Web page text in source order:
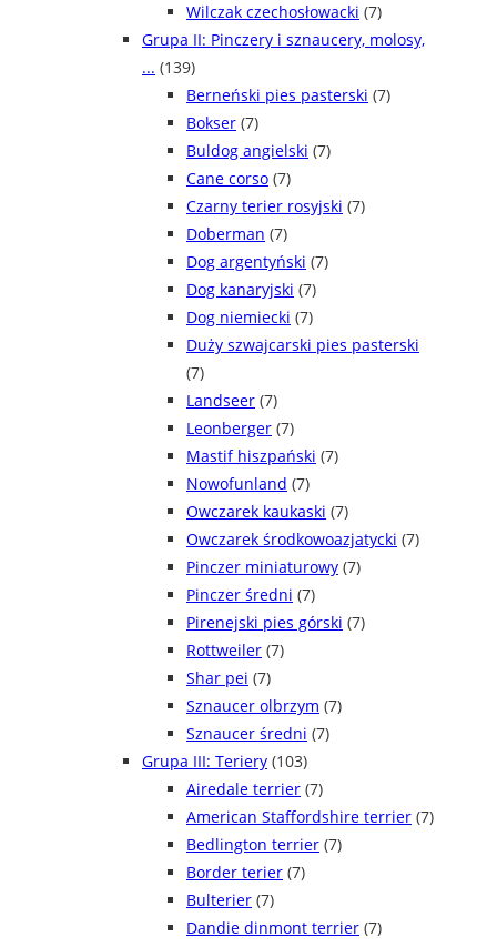
Wilczak czechosłowacki (7)
Grupa II: Pinczery i sznaucery, molosy,
... (139)
Berneński pies pasterski (7)
Bokser (7)
Buldog angielski (7)
Cane corso (7)
Czarny terier rosyjski (7)
Doberman (7)
Dog argentyński (7)
Dog kanaryjski (7)
Dog niemiecki (7)
Duży szwajcarski pies pasterski
(7)
Landseer (7)
Leonberger (7)
Mastif hiszpański (7)
Nowofunland (7)
Owczarek kaukaski (7)
Owczarek środkowoazjatycki (7)
Pinczer miniaturowy (7)
Pinczer średni (7)
Pirenejski pies górski (7)
Rottweiler (7)
Shar pei (7)
Sznaucer olbrzym (7)
Sznaucer średni (7)
Grupa III: Teriery (103)
Airedale terrier (7)
American Staffordshire terrier (7)
Bedlington terrier (7)
Border terier (7)
Bulterier (7)
Dandie dinmont terrier (7)